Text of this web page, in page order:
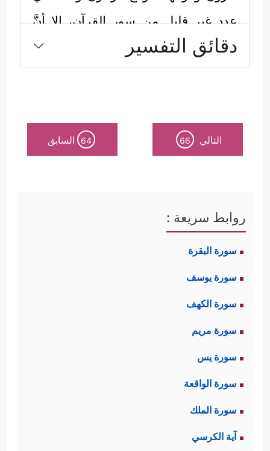
عددٍ غير قليلٍ مِن سور القرآن، إلا أنَّ
هذه القصة لم تتكرَّر ولم ترِدْ إلا في هذه
السورة، والتي يمكن الوقوف مع
أولًا: تبدأ القصة بتحديد هدف واضح سار
إليه موسى مع فتاه بعزمٍ وإصرار ﴿وَإِذۡ
أَمۡضِیَ حُقُبࣰا﴾
والقرآن لم يُشِر بدايةً إلى الغاية من
قصد هذا المكان، ولكن السياق يقودنا
إلى أنَّ الغاية كانت مُلاقاة الرجل
الصالح، والذي لم يُسمِّه القرآن أيضًا،
ولكن الثابت في الأخبار أنه الخضِر
السلامكما سيأتي، ويبدو من السياق
أيضًا أن الله قد كلَّف موسَى بمُلاقاة هذا
الرجل والتعلُّم منه
دقائق التفسير
التالي 66
64 السابق
روابط سريعة :
سورة البقرة
سورة يوسف
سورة الكهف
سورة مريم
سورة يس
سورة الواقعة
سورة الملك
آية الكرسي